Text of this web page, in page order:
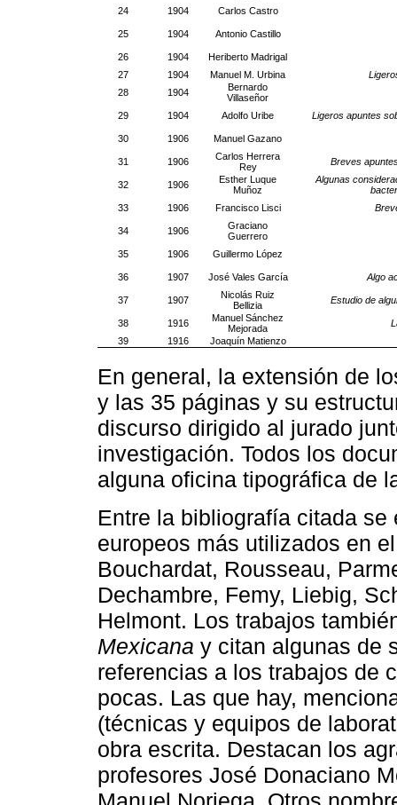
24 1904 Carlos Castro
25 1904 Antonio Castillo
26 1904
Heriberto Madrigal
27
1904 Manuel M. Urbina
28
1904
Bernardo
Villaseñor
29
1904 Adolfo Uribe Ligeros apuntes
30 1906 Manuel Gazano
31 1906
Carlos Herrera
Rey
Breves
32 1906
Esther Luque
Muñoz
Algunas
33
1906 Francisco Lisci
34 1906
Graciano
Guerrero
35
1906 Guillermo López
36 1907 José Vales García Algo
37 1907
Nicolás Ruiz
Bellizia
Estudio de
38 1916
Manuel Sánchez
Mejorada
39
1916 Joaquín Matienzo
En general, la extensión de
y las 35 páginas y su
discurso dirigido al jurado
investigación. Todos los
alguna oficina tipográfica de
Entre la bibliografía citada
europeos más utilizados en
Bouchardat, Rousseau,
Dechambre, Femy, Liebig,
Helmont. Los trabajos
Mexicana y citan algunas de
referencias a los trabajos de
pocas. Las que hay,
(técnicas y equipos de
obra escrita. Destacan los
profesores José Donaciano